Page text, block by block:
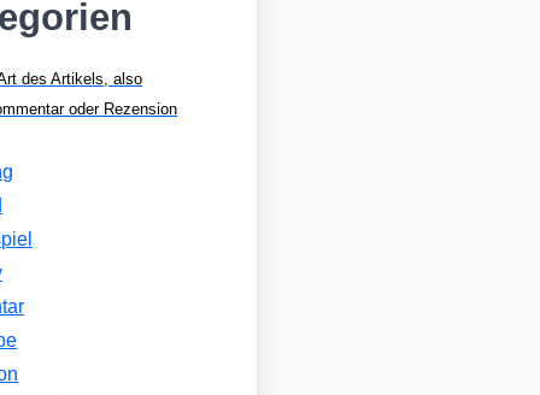
des Artikels, also
oder Rezension